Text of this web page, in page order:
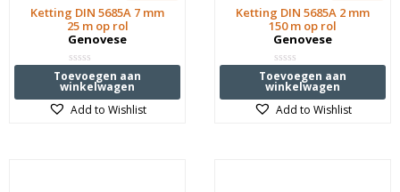
Ketting DIN 5685A 7 mm
25 m op rol
Genovese
Waardering
0
uit
5
Toevoegen aan
winkelwagen
Add to Wishlist
Ketting DIN 5685A 2 mm
150 m op rol
Genovese
Waardering
0
uit
5
Toevoegen aan
winkelwagen
Add to Wishlist